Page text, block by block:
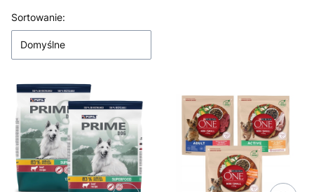
Lista produktów
Sortowanie:
Domyślne